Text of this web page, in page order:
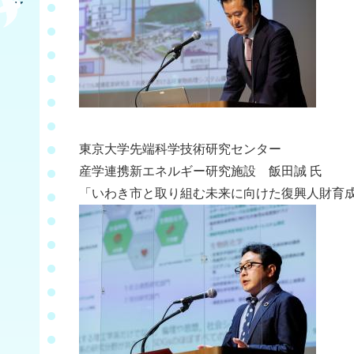
東京大学先端科学技術研究センター
産学連携新エネルギー研究施設 飯田誠 氏
「いわき市と取り組む未来に向けた復興⼈財育